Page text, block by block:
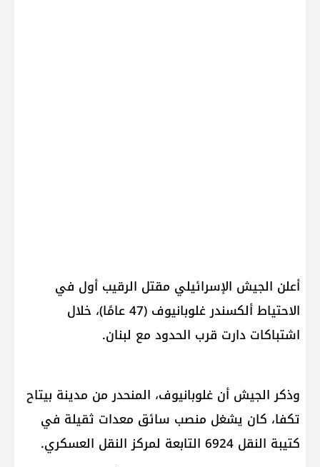
أعلن الجيش الإسرائيلي مقتل الرقيب أول في
الاحتياط ألكسندر غلوبانيوف (47 عامًا)، خلال
اشتباكات دارت قرب الحدود مع لبنان.
وذكر الجيش أن غلوبانيوف، المنحدر من مدينة بيتاح
تكفا، كان يشغل منصب سائق معدات ثقيلة في
كتيبة النقل 6924 التابعة لمركز النقل العسكري.